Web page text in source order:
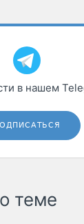
в нашем
теме